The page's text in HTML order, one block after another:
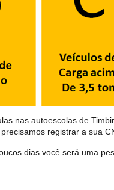
nas autoescolas de
registrar a sua
dias você será uma